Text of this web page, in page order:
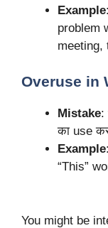
Example
problem
meeting,
Overuse in
Mistake:
का use
Example
“This”
You might be